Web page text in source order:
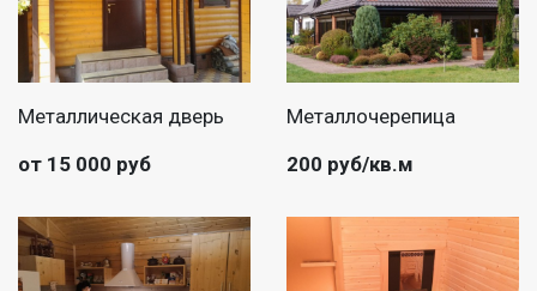
Металлическая дверь
от 15 000 руб
Металлочерепица
200 руб/кв.м